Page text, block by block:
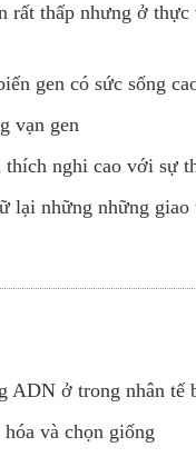
rất thấp nhưng ở
gen có sức sống
vạn gen
nghi cao với sự
lại những những
ADN ở trong nhân tế
và chọn giống